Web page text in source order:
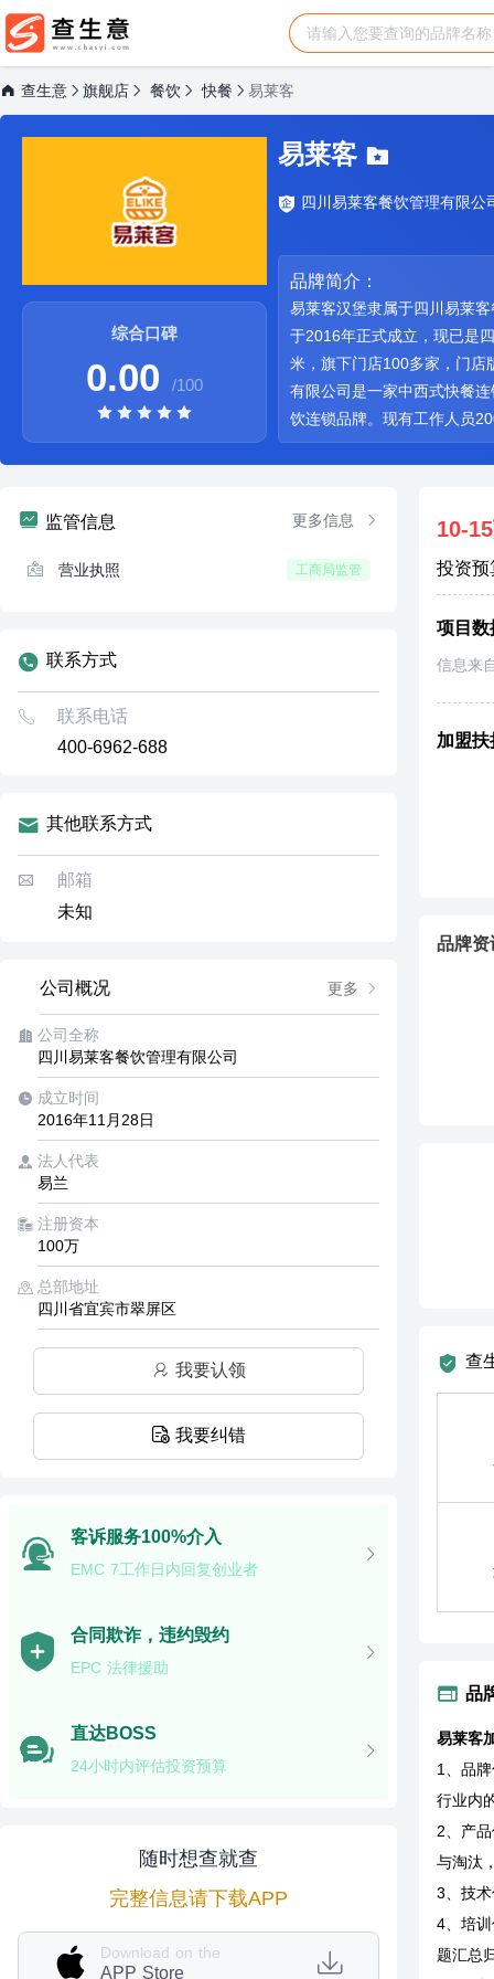
查生意 旗舰店 餐饮 快餐 易莱客
综合口碑
0.00 /100
易莱客
四川易莱客餐饮管理有限公
品牌简介：
易莱客汉堡隶属于四川易莱
于2016年正式成立，现已是
米，旗下门店100多家，门店
有限公司是一家中西式快餐
饮连锁品牌。现有工作人员
监管信息 更多信息
营业执照 工商局监管
联系方式
联系电话
400-6962-688
其他联系方式
邮箱
未知
公司概况 更多
公司全称
四川易莱客餐饮管理有限公司
成立时间
2016年11月28日
法人代表
易兰
注册资本
100万
总部地址
四川省宜宾市翠屏区
我要认领
我要纠错
客诉服务100%介入
EMC 7工作日内回复创业者
合同欺诈，违约毁约
EPC 法律援助
直达BOSS
24小时内评估投资预算
随时想查就查
完整信息请下载APP
Download on the
APP Store
10-
投资预
项目数
信息来
加盟扶
品牌资
查
品
易莱客
1、品
行业内
2、产
与淘汰
3、技
4、培
题汇总